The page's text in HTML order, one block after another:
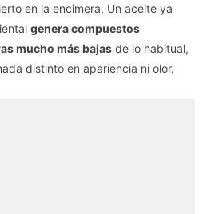
en la encimera. Un aceite ya
genera compuestos
mucho más bajas de lo habitual,
distinto en apariencia ni olor.